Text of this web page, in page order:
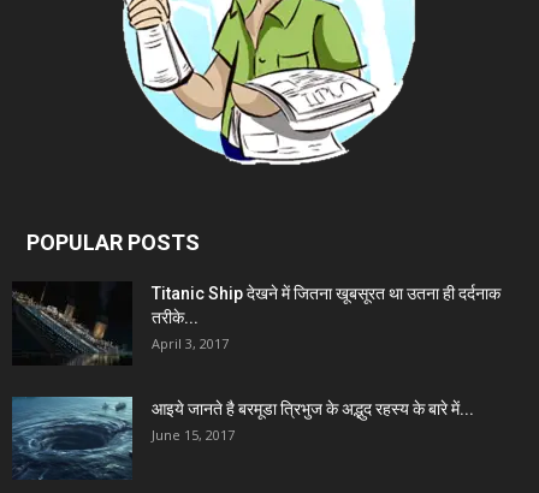
POPULAR POSTS
Titanic Ship देखने में जितना खूबसूरत था उतना ही दर्दनाक
तरीके...
April 3, 2017
आइये जानते है बरमूडा त्रिभुज के अद्भुद रहस्य के बारे में...
June 15, 2017